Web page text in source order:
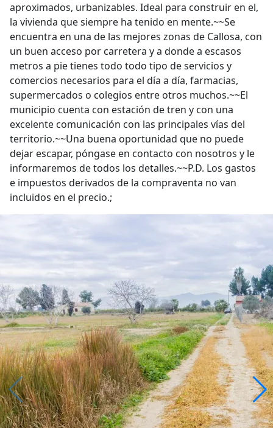
aproximados, urbanizables. Ideal para construir en el,
la vivienda que siempre ha tenido en mente.~~Se
encuentra en una de las mejores zonas de Callosa, con
un buen acceso por carretera y a donde a escasos
metros a pie tienes todo todo tipo de servicios y
comercios necesarios para el día a día, farmacias,
supermercados o colegios entre otros muchos.~~El
municipio cuenta con estación de tren y con una
excelente comunicación con las principales vías del
territorio.~~Una buena oportunidad que no puede
dejar escapar, póngase en contacto con nosotros y le
informaremos de todos los detalles.~~P.D. Los gastos
e impuestos derivados de la compraventa no van
incluidos en el precio.;